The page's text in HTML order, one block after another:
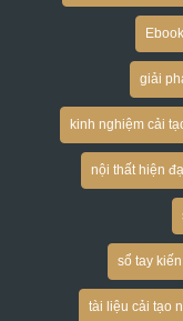
giải
kinh nghiệm cải
nội thất hiện
sổ tay
tài liệu cải tạo